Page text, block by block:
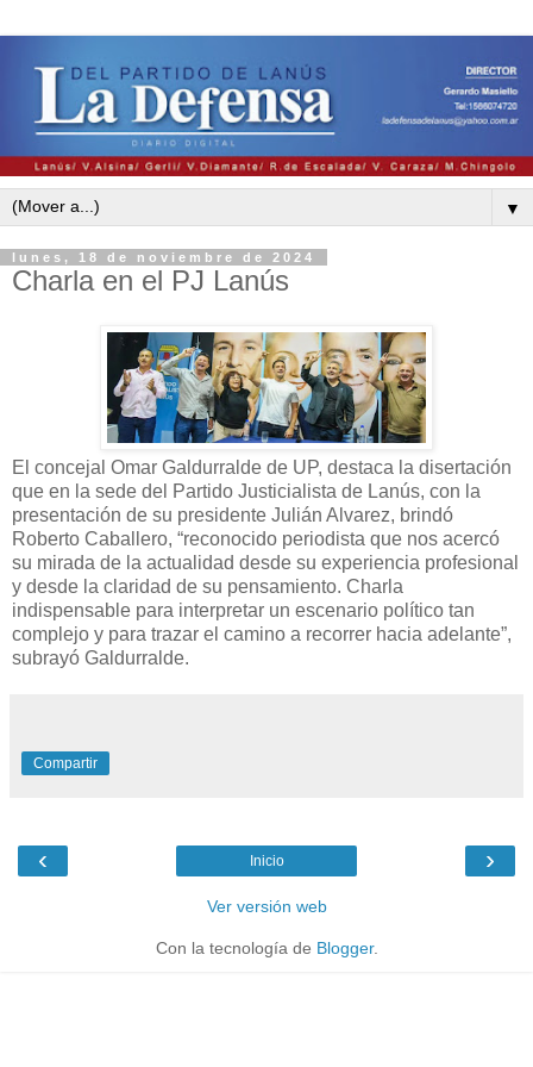
▼
lunes, 18 de noviembre de 2024
Charla en el PJ Lanús
El concejal Omar Galdurralde de UP, destaca la disertación
que en la sede del Partido Justicialista de Lanús, con la
presentación de su presidente Julián Alvarez, brindó
Roberto Caballero, “reconocido periodista que nos acercó
su mirada de la actualidad desde su experiencia profesional
y desde la claridad de su pensamiento. Charla
indispensable para interpretar un escenario político tan
complejo y para trazar el camino a recorrer hacia adelante”,
subrayó Galdurralde.
Compartir
‹ ›
Inicio
Ver versión web
Con la tecnología de Blogger.